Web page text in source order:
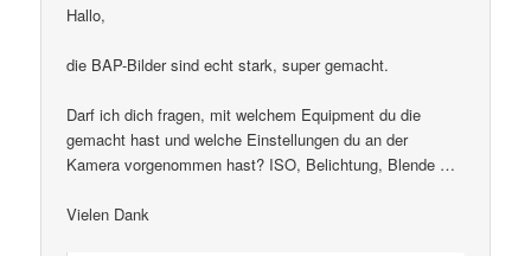
Hallo,
die BAP-Bilder sind echt stark, super gemacht.
Darf ich dich fragen, mit welchem Equipment du die
gemacht hast und welche Einstellungen du an der
Kamera vorgenommen hast? ISO, Belichtung, Blende …
Vielen Dank